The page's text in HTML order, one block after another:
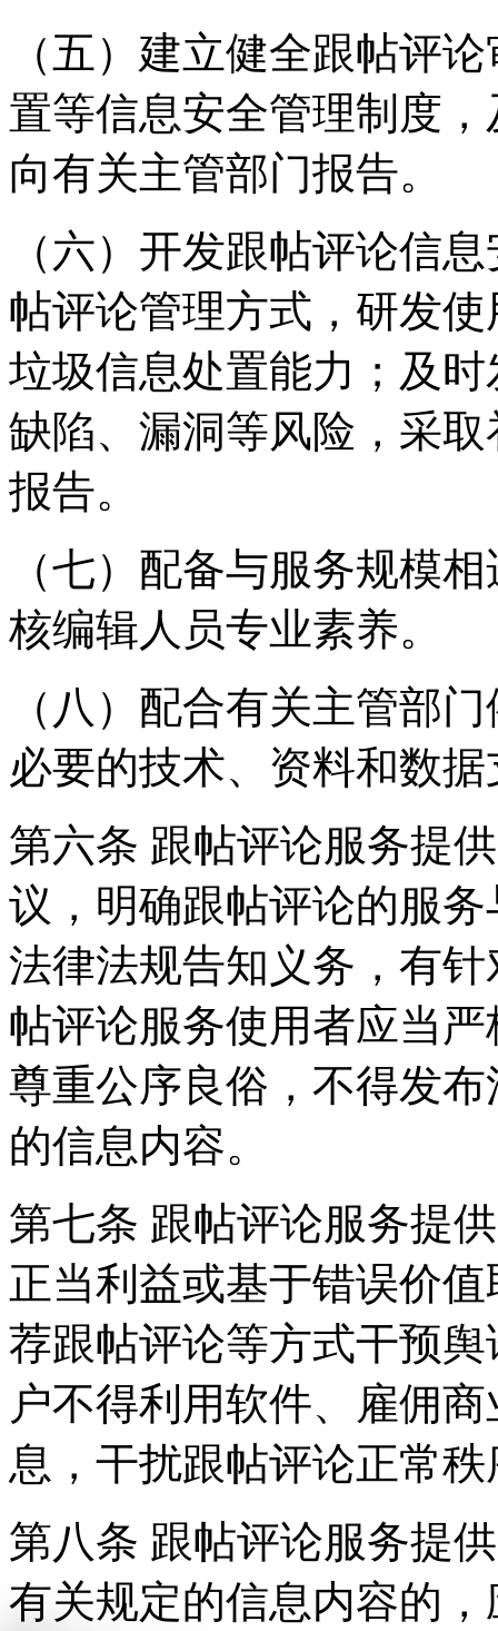
（五）建立健全跟帖评
置等信息安全管理制度
向有关主管部门报告。
（六）开发跟帖评论信
帖评论管理方式，研发
垃圾信息处置能力；及
缺陷、漏洞等风险，采
报告。
（七）配备与服务规模
核编辑人员专业素养。
（八）配合有关主管部
必要的技术、资料和数
第六条 跟帖评论服务提
议，明确跟帖评论的服
法律法规告知义务，有
帖评论服务使用者应当
尊重公序良俗，不得发
的信息内容。
第七条 跟帖评论服务提
正当利益或基于错误价
荐跟帖评论等方式干预
户不得利用软件、雇佣
息，干扰跟帖评论正常
第八条 跟帖评论服务提
有关规定的信息内容的